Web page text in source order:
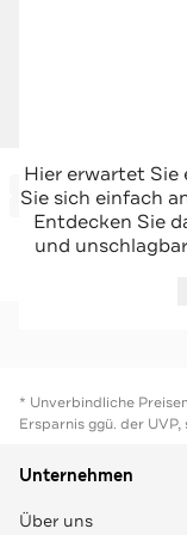
SANETTA
Sweatshirt rosa
-61%*
Sale
Jetzt
Hier erwartet Sie
Sie sich einfach
Entdecken Sie
und
* Unverbindliche
Ersparnis ggü. der
Unternehmen
Über uns